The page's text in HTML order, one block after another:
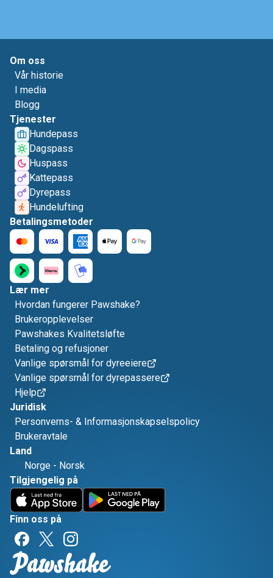
Om oss
Vår historie
I media
Blogg
Tjenester
Hundepass
Dagspass
Huspass
Kattepass
Dyrepass
Hundelufting
Betalingsmetoder
Lær mer
Hvordan fungerer Pawshake?
Brukeropplevelser
Pawshakes Kvalitetsløfte
Betaling og refusjoner
Vanlige spørsmål for dyreeiere
Vanlige spørsmål for dyrepassere
Hjelp
Juridisk
Personverns- & Informasjonskapselspolicy
Brukeravtale
Land
Norge - Norsk
Tilgjengelig på
Finn oss på